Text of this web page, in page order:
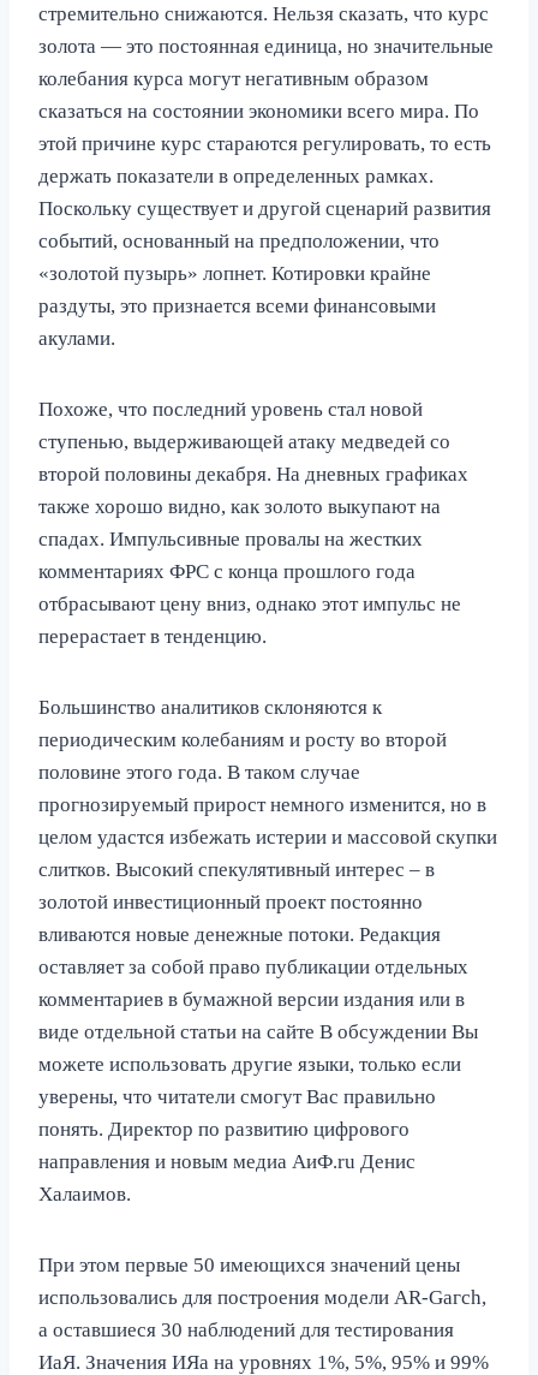
стремительно снижаются. Нельзя сказать, что курс
золота — это постоянная единица, но значительные
колебания курса могут негативным образом
сказаться на состоянии экономики всего мира. По
этой причине курс стараются регулировать, то есть
держать показатели в определенных рамках.
Поскольку существует и другой сценарий развития
событий, основанный на предположении, что
«золотой пузырь» лопнет. Котировки крайне
раздуты, это признается всеми финансовыми
акулами.
Похоже, что последний уровень стал новой
ступенью, выдерживающей атаку медведей со
второй половины декабря. На дневных графиках
также хорошо видно, как золото выкупают на
спадах. Импульсивные провалы на жестких
комментариях ФРС с конца прошлого года
отбрасывают цену вниз, однако этот импульс не
перерастает в тенденцию.
Большинство аналитиков склоняются к
периодическим колебаниям и росту во второй
половине этого года. В таком случае
прогнозируемый прирост немного изменится, но в
целом удастся избежать истерии и массовой скупки
слитков. Высокий спекулятивный интерес – в
золотой инвестиционный проект постоянно
вливаются новые денежные потоки. Редакция
оставляет за собой право публикации отдельных
комментариев в бумажной версии издания или в
виде отдельной статьи на сайте В обсуждении Вы
можете использовать другие языки, только если
уверены, что читатели смогут Вас правильно
понять. Директор по развитию цифрового
направления и новым медиа АиФ.ru Денис
Халаимов.
При этом первые 50 имеющихся значений цены
использовались для построения модели AR-Gaгch,
а оставшиеся 30 наблюдений для тестирования
ИаЯ. Значения ИЯа на уровнях 1%, 5%, 95% и 99%